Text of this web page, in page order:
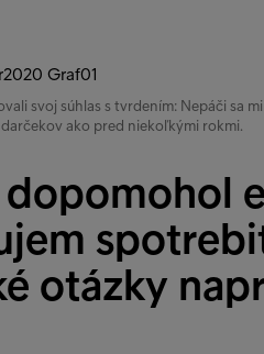
svoj súhlas s tvrdením: Nepáči sa
ako pred niekoľkými rokmi.
otázky